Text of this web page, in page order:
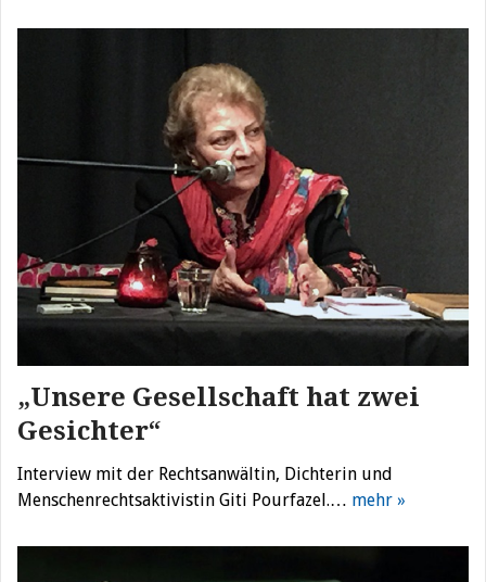
„Unsere Gesellschaft hat zwei
Gesichter“
Interview mit der Rechtsanwältin, Dichterin und
Menschenrechtsaktivistin Giti Pourfazel.… mehr »